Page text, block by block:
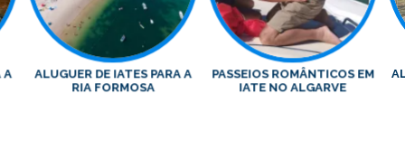
A
ALUGUER DE IATES PARA A
RIA FORMOSA
PASSEIOS ROMÂNTICOS EM
IATE NO ALGARVE